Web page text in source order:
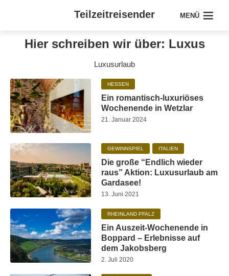
Teilzeitreisender MENÜ
Hier schreiben wir über: Luxus
Luxusurlaub
HESSEN
Ein romantisch-luxuriöses
Wochenende in Wetzlar
21. Januar 2024
GEWINNSPIEL ITALIEN
Die große “Endlich wieder
raus” Aktion: Luxusurlaub am
Gardasee!
13. Juni 2021
RHEINLAND PFALZ
Ein Auszeit-Wochenende in
Boppard – Erlebnisse auf
dem Jakobsberg
2. Juli 2020